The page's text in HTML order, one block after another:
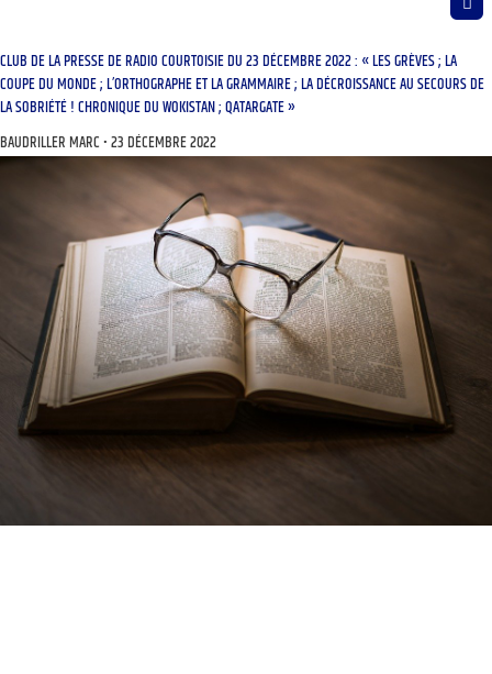
CLUB DE LA PRESSE DE RADIO COURTOISIE DU 23 DÉCEMBRE 2022 : « LES GRÈVES ; LA
COUPE DU MONDE ; L’ORTHOGRAPHE ET LA GRAMMAIRE ; LA DÉCROISSANCE AU SECOURS DE
LA SOBRIÉTÉ ! CHRONIQUE DU WOKISTAN ; QATARGATE »
BAUDRILLER MARC 23 DÉCEMBRE 2022